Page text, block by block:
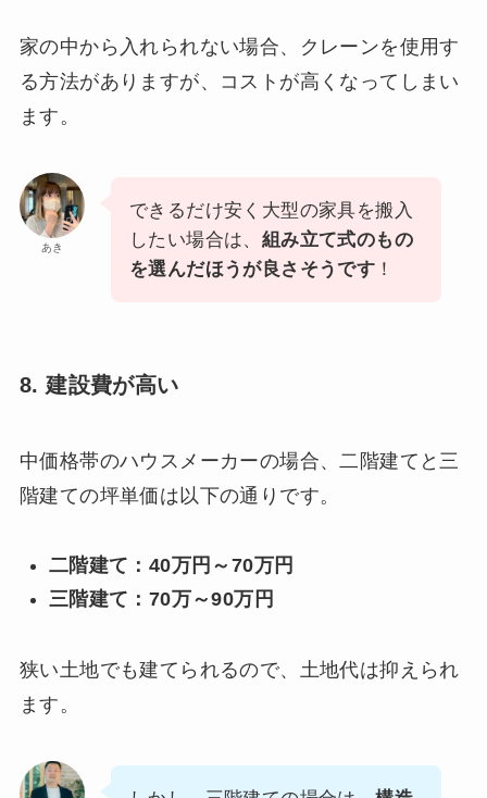
家の中から入れられない場合、クレーンを使用す
る方法がありますが、コストが高くなってしまい
ます。
あき
できるだけ安く大型の家具を搬入
したい場合は、 組み立て式のもの
を選んだほうが良さそうです ！
8. 建設費が高い
中価格帯のハウスメーカーの場合、二階建てと三
階建ての坪単価は以下の通りです。
二階建て：40万円～70万円
三階建て：70万～90万円
狭い土地でも建てられるので、土地代は抑えられ
ます。